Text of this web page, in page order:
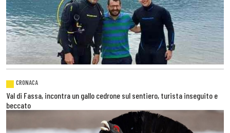
CRONACA
Val di Fassa, incontra un gallo cedrone sul sentiero, turista inseguito e
beccato